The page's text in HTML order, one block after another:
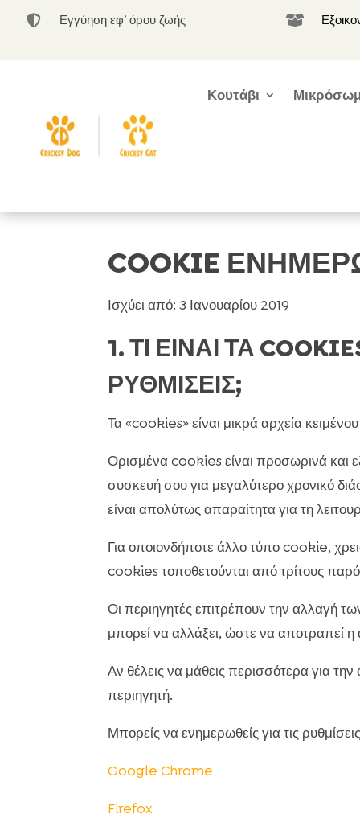
 Εγγύηση εφ’ όρου ζωής 
Κουτάβι
COOKIE
Ισχύει από: 3 Ιανουαρίου 2019
1. ΤΙ ΕΙΝΑΙ ΤΑ
ΡΥΘΜΙΣΕΙΣ;
Τα «cookies» είναι μικρά αρχεία
Ορισμένα cookies είναι προσωρινά και
συσκευή σου για μεγαλύτερο χρονικό
είναι απολύτως απαραίτητα για τη
Για οποιονδήποτε άλλο τύπο cookie,
cookies τοποθετούνται από τρίτους
Οι περιηγητές επιτρέπουν την αλλαγή
μπορεί να αλλάξει, ώστε να αποτραπεί
Αν θέλεις να μάθεις περισσότερα για
περιηγητή.
Μπορείς να ενημερωθείς για τις
Google Chrome
Firefox